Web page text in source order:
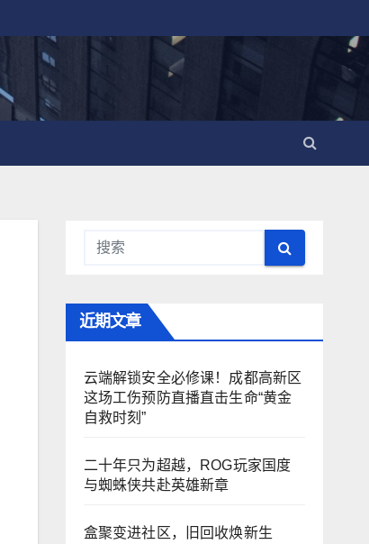
近期文章
云端解锁安全必修课！成都高新区
这场工伤预防直播直击生命“黄金
自救时刻”
二十年只为超越，ROG玩家国度
与蜘蛛侠共赴英雄新章
盒聚变进社区，旧回收焕新生